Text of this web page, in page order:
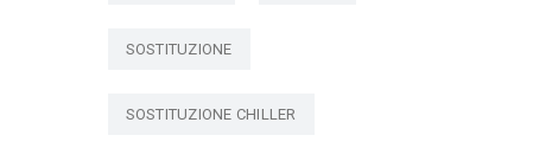
SOSTITUZIONE
SOSTITUZIONE CHILLER